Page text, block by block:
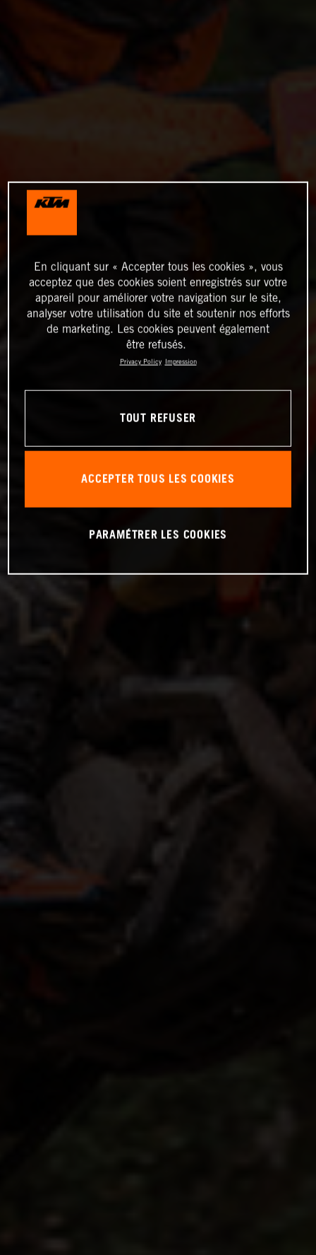
En cliquant sur « Accepter tous les cookies », vous
acceptez que des cookies soient enregistrés sur votre
appareil pour améliorer votre navigation sur le site,
analyser votre utilisation du site et soutenir nos efforts
de marketing. Les cookies peuvent également
être refusés.
Privacy Policy Impression
TOUT REFUSER
ACCEPTER TOUS LES COOKIES
PARAMÉTRER LES COOKIES